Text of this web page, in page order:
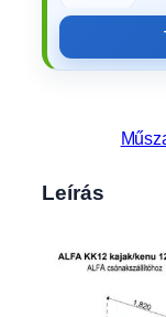
Leírás